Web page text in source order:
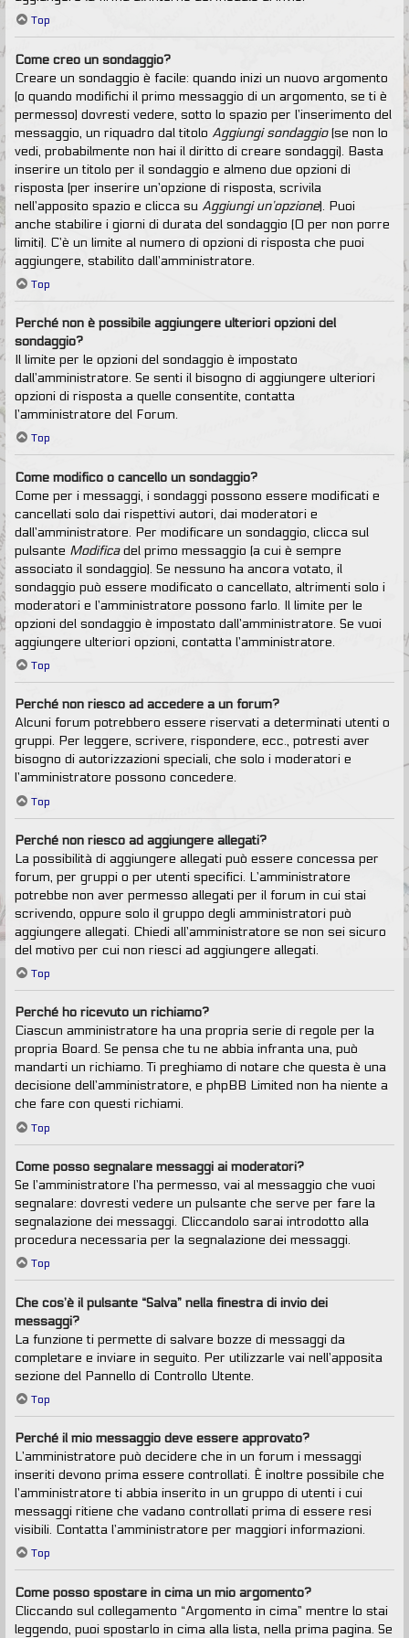
Top
Come creo un sondaggio?
Creare un sondaggio è facile: quando inizi un nuovo argomento
(o quando modifichi il primo messaggio di un argomento, se ti è
permesso) dovresti vedere, sotto lo spazio per l’inserimento del
messaggio, un riquadro dal titolo Aggiungi sondaggio(se non lo
vedi, probabilmente non hai il diritto di creare sondaggi). Basta
inserire un titolo per il sondaggio e almeno due opzioni di
risposta (per inserire un’opzione di risposta, scrivila
nell’apposito spazio e clicca su Aggiungi un’opzione). Puoi
anche stabilire i giorni di durata del sondaggio (0 per non porre
limiti). C’è un limite al numero di opzioni di risposta che puoi
aggiungere, stabilito dall’amministratore.
Top
Perché non è possibile aggiungere ulteriori opzioni del
sondaggio?
Il limite per le opzioni del sondaggio è impostato
dall’amministratore. Se senti il bisogno di aggiungere ulteriori
opzioni di risposta a quelle consentite, contatta
l’amministratore del Forum.
Top
Come modifico o cancello un sondaggio?
Come per i messaggi, i sondaggi possono essere modificati e
cancellati solo dai rispettivi autori, dai moderatori e
dall’amministratore. Per modificare un sondaggio, clicca sul
pulsante Modificadel primo messaggio (a cui è sempre
associato il sondaggio). Se nessuno ha ancora votato, il
sondaggio può essere modificato o cancellato, altrimenti solo i
moderatori e l’amministratore possono farlo. Il limite per le
opzioni del sondaggio è impostato dall’amministratore. Se vuoi
aggiungere ulteriori opzioni, contatta l’amministratore.
Top
Perché non riesco ad accedere a un forum?
Alcuni forum potrebbero essere riservati a determinati utenti o
gruppi. Per leggere, scrivere, rispondere, ecc., potresti aver
bisogno di autorizzazioni speciali, che solo i moderatori e
l’amministratore possono concedere.
Top
Perché non riesco ad aggiungere allegati?
La possibilità di aggiungere allegati può essere concessa per
forum, per gruppi o per utenti specifici. L’amministratore
potrebbe non aver permesso allegati per il forum in cui stai
scrivendo, oppure solo il gruppo degli amministratori può
aggiungere allegati. Chiedi all’amministratore se non sei sicuro
del motivo per cui non riesci ad aggiungere allegati.
Top
Perché ho ricevuto un richiamo?
Ciascun amministratore ha una propria serie di regole per la
propria Board. Se pensa che tu ne abbia infranta una, può
mandarti un richiamo. Ti preghiamo di notare che questa è una
decisione dell’amministratore, e phpBB Limited non ha niente a
che fare con questi richiami.
Top
Come posso segnalare messaggi ai moderatori?
Se l’amministratore l’ha permesso, vai al messaggio che vuoi
segnalare: dovresti vedere un pulsante che serve per fare la
segnalazione dei messaggi. Cliccandolo sarai introdotto alla
procedura necessaria per la segnalazione dei messaggi.
Top
Che cos’è il pulsante “Salva” nella finestra di invio dei
messaggi?
La funzione ti permette di salvare bozze di messaggi da
completare e inviare in seguito. Per utilizzarle vai nell’apposita
sezione del Pannello di Controllo Utente.
Top
Perché il mio messaggio deve essere approvato?
L’amministratore può decidere che in un forum i messaggi
inseriti devono prima essere controllati. È inoltre possibile che
l’amministratore ti abbia inserito in un gruppo di utenti i cui
messaggi ritiene che vadano controllati prima di essere resi
visibili. Contatta l’amministratore per maggiori informazioni.
Top
Come posso spostare in cima un mio argomento?
Cliccando sul collegamento “Argomento in cima” mentre lo stai
leggendo, puoi spostarlo in cima alla lista, nella prima pagina. Se